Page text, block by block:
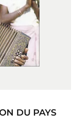
DU PAYS